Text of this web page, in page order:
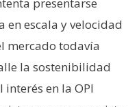
escala y velocidad
mercado todavía
la sostenibilidad
en la OPI